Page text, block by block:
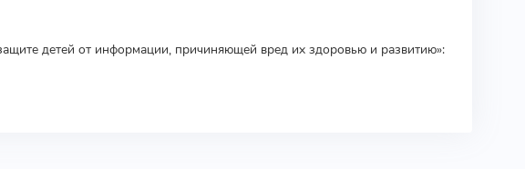
детей от информации, причиняющей вред их здоровью и развитию»: